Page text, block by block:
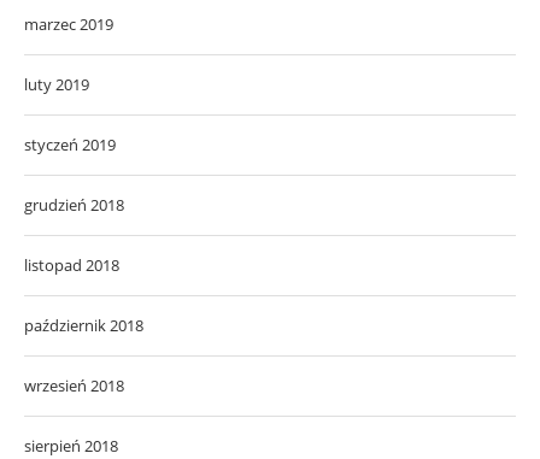
marzec 2019
luty 2019
styczeń 2019
grudzień 2018
listopad 2018
październik 2018
wrzesień 2018
sierpień 2018